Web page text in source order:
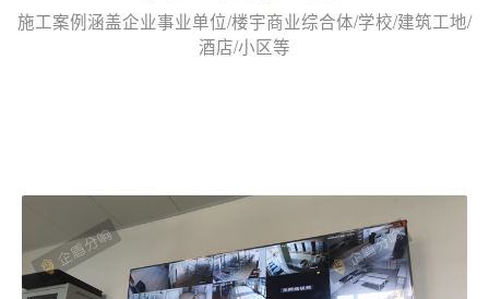
施工案例涵盖企业事业单位/楼宇商业综合体/学校/建筑工地/
酒店/小区等